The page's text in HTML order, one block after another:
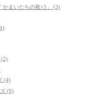
かまいたちの夜×3」 (3)
(2)
(4)
(9)